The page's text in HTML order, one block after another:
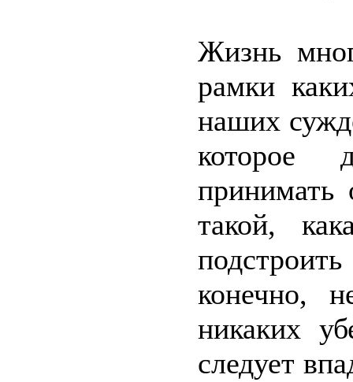
Жизнь
рамки
наших
которое
принимать
такой,
конечно,
никаких
следует